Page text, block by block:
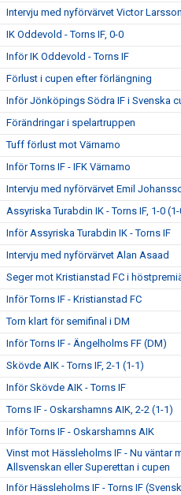
Intervju med nyförvärvet Victor Larsson
IK Oddevold - Torns IF, 0-0
Inför IK Oddevold - Torns IF
Förlust i cupen efter förlängning
Inför Jönköpings Södra IF i Svenska
Förändringar i spelartruppen
Tuff förlust mot Värnamo
Inför Torns IF - IFK Värnamo
Intervju med nyförvärvet Emil
Assyriska Turabdin IK - Torns IF, 1-0
Inför Assyriska Turabdin IK - Torns IF
Intervju med nyförvärvet Alan Asaad
Seger mot Kristianstad FC i
Inför Torns IF - Kristianstad FC
Torn klart för semifinal i DM
Inför Torns IF - Ängelholms FF (DM)
Skövde AIK - Torns IF, 2-1 (1-1)
Inför Skövde AIK - Torns IF
Torns IF - Oskarshamns AIK, 2-2 (1-1)
Inför Torns IF - Oskarshamns AIK
Vinst mot Hässleholms IF - Nu väntar
Allsvenskan eller Superettan i cupen
Inför Hässleholms IF - Torns IF